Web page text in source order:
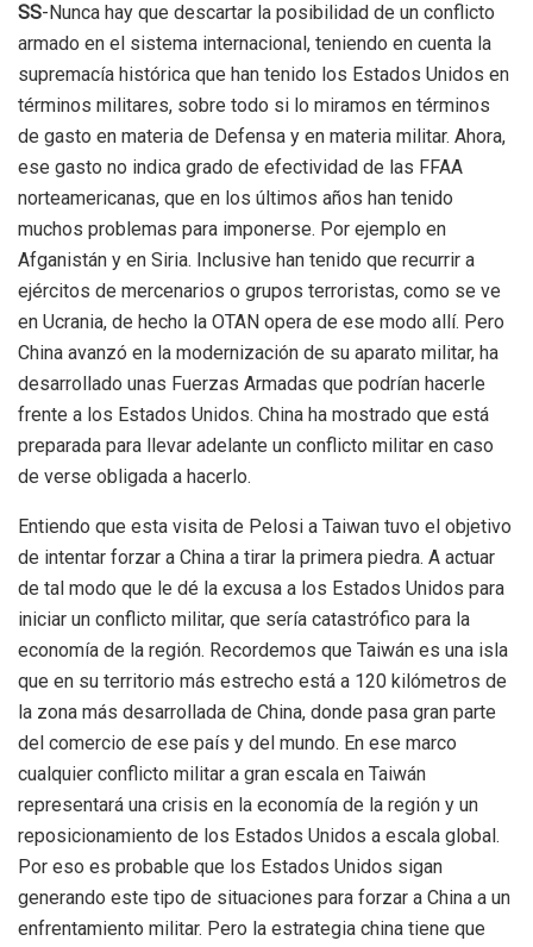
SS-Nunca hay que descartar la posibilidad de un conflicto
armado en el sistema internacional, teniendo en cuenta la
supremacía histórica que han tenido los Estados Unidos en
términos militares, sobre todo si lo miramos en términos
de gasto en materia de Defensa y en materia militar. Ahora,
ese gasto no indica grado de efectividad de las FFAA
norteamericanas, que en los últimos años han tenido
muchos problemas para imponerse. Por ejemplo en
Afganistán y en Siria. Inclusive han tenido que recurrir a
ejércitos de mercenarios o grupos terroristas, como se ve
en Ucrania, de hecho la OTAN opera de ese modo allí. Pero
China avanzó en la modernización de su aparato militar, ha
desarrollado unas Fuerzas Armadas que podrían hacerle
frente a los Estados Unidos. China ha mostrado que está
preparada para llevar adelante un conflicto militar en caso
de verse obligada a hacerlo.
Entiendo que esta visita de Pelosi a Taiwan tuvo el objetivo
de intentar forzar a China a tirar la primera piedra. A actuar
de tal modo que le dé la excusa a los Estados Unidos para
iniciar un conflicto militar, que sería catastrófico para la
economía de la región. Recordemos que Taiwán es una isla
que en su territorio más estrecho está a 120 kilómetros de
la zona más desarrollada de China, donde pasa gran parte
del comercio de ese país y del mundo. En ese marco
cualquier conflicto militar a gran escala en Taiwán
representará una crisis en la economía de la región y un
reposicionamiento de los Estados Unidos a escala global.
Por eso es probable que los Estados Unidos sigan
generando este tipo de situaciones para forzar a China a un
enfrentamiento militar. Pero la estrategia china tiene que